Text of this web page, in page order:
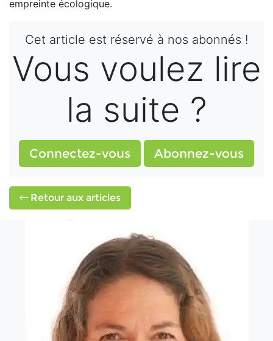
empreinte écologique.
Cet article est réservé à nos abonnés !
Vous voulez lire
la suite ?
Connectez-vous Abonnez-vous
Retour aux articles